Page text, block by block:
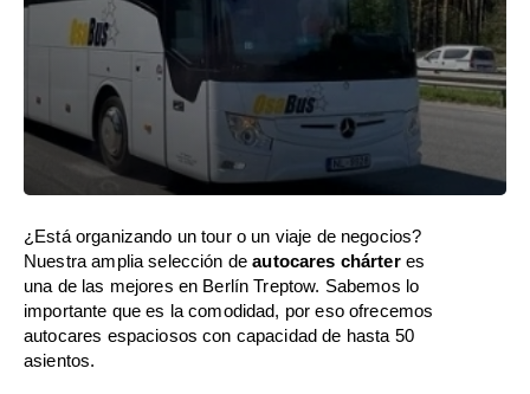
¿Está organizando un tour o un viaje de negocios?
Nuestra amplia selección deautocares chárteres
una de las mejores en Berlín Treptow. Sabemos lo
importante que es la comodidad, por eso ofrecemos
autocares espaciosos con capacidad de hasta 50
asientos.